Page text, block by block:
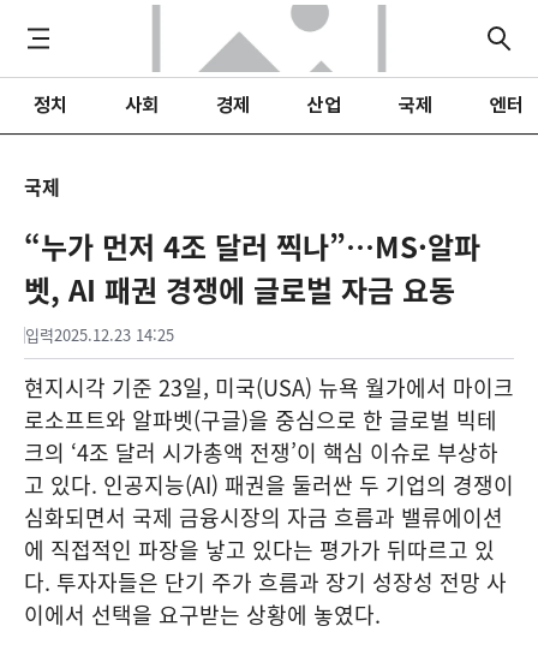
정치 사회 경제 산업 국제 엔터
국제
“누가 먼저 4조 달러 찍나”…MS·알파
벳, AI 패권 경쟁에 글로벌 자금 요동
입력2025.12.23 14:25
현지시각 기준 23일, 미국(USA) 뉴욕 월가에서 마이크
로소프트와 알파벳(구글)을 중심으로 한 글로벌 빅테
크의 ‘4조 달러 시가총액 전쟁’이 핵심 이슈로 부상하
고 있다. 인공지능(AI) 패권을 둘러싼 두 기업의 경쟁이
심화되면서 국제 금융시장의 자금 흐름과 밸류에이션
에 직접적인 파장을 낳고 있다는 평가가 뒤따르고 있
다. 투자자들은 단기 주가 흐름과 장기 성장성 전망 사
이에서 선택을 요구받는 상황에 놓였다.